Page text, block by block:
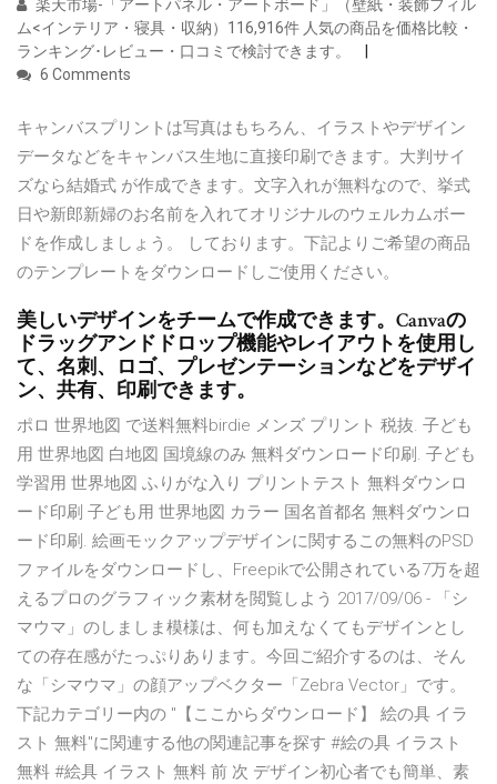
楽天市場-「アートパネル・アートボード」（壁紙・装飾フィル
ム<インテリア・寝具・収納）116,916件 人気の商品を価格比較・
ランキング･レビュー・口コミで検討できます。
6 Comments
キャンバスプリントは写真はもちろん、イラストやデザイン
データなどをキャンバス生地に直接印刷できます。大判サイ
ズなら結婚式 が作成できます。文字入れが無料なので、挙式
日や新郎新婦のお名前を入れてオリジナルのウェルカムボー
ドを作成しましょう。 しております。下記よりご希望の商品
のテンプレートをダウンロードしご使用ください。
美しいデザインをチームで作成できます。Canvaの
ドラッグアンドドロップ機能やレイアウトを使用し
て、名刺、ロゴ、プレゼンテーションなどをデザイ
ン、共有、印刷できます。
ポロ 世界地図 で送料無料birdie メンズ プリント 税抜. 子ども
用 世界地図 白地図 国境線のみ 無料ダウンロード印刷. 子ども
学習用 世界地図 ふりがな入り プリントテスト 無料ダウンロ
ード印刷 子ども用 世界地図 カラー 国名首都名 無料ダウンロ
ード印刷. 絵画モックアップデザインに関するこの無料のPSD
ファイルをダウンロードし、Freepikで公開されている7万を超
えるプロのグラフィック素材を閲覧しよう 2017/09/06 - 「シ
マウマ」のしましま模様は、何も加えなくてもデザインとし
ての存在感がたっぷりあります。今回ご紹介するのは、そん
な「シマウマ」の顔アップベクター「Zebra Vector」です。
下記カテゴリー内の "【ここからダウンロード】 絵の具 イラ
スト 無料"に関連する他の関連記事を探す #絵の具 イラスト
無料 #絵具 イラスト 無料 前 次 デザイン初心者でも簡単、素